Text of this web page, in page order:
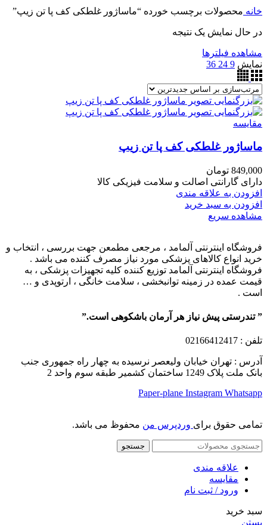
خانه محصولات برچسب خورده “ماساژور غلطکی کف پا تن زیپ”
در حال نمایش یک نتیجه
مشاهده فیلترها
نمایش 9
24
36
مقایسه
ماساژور غلطکی کف پا تن زیپ
849,000 تومان
دارای گارانتی اصالت و سلامت فیزیکی کالا
افزودن به علاقه مندی
افزودن به سبد خرید
مشاهده سریع
فروشگاه اینترنتی آلمامد ، مرجعی مطمعن جهت بررسی ، انتخاب و
خرید انواع کالاهای پزشکی مورد نیاز مصرف کننده می باشد .
فروشگاه اینترنتی آلمامد توزیع کننده کلیه تجهیزات پزشکی ، به
قیمت عمده در زمینه توانبخشی ، سلامت خانگی ، ارتوپدی و …
است .
” تندرستی پیش نیاز هر آرمان باشکوهی است.”
تلفن : 02166412417
آدرس : تهران خیابان ولیعصر نرسیده به چهار راه جمهوری جنب
بانک ملت پلاک 1249 ساختمان کشمیر طبقه سوم واحد 2
Paper-plane Instagram Whatsapp
تمامی حقوق برای وردپرس من محفوظ می باشد.
جستجو
علاقه مندی
مقایسه
ورود / ثبت نام
سبد خرید
بستن